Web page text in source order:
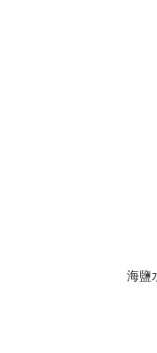
海鹽